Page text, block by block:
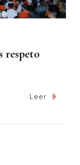
respeto
Leer